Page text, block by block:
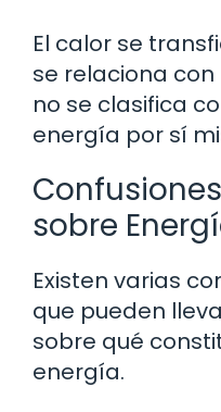
El calor se
se relaciona
no se clasifica
energía por sí
sobre
Existen varias
que pueden
sobre qué
energía.